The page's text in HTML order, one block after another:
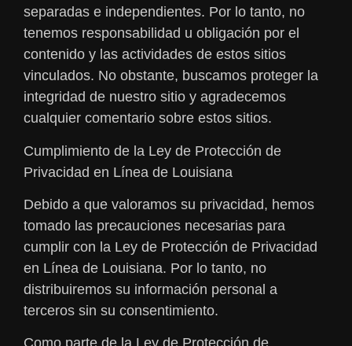
separadas e independientes. Por lo tanto, no
tenemos responsabilidad u obligación por el
contenido y las actividades de estos sitios
vinculados. No obstante, buscamos proteger la
integridad de nuestro sitio y agradecemos
cualquier comentario sobre estos sitios.
Cumplimiento de la Ley de Protección de
Privacidad en Línea de Louisiana
Debido a que valoramos su privacidad, hemos
tomado las precauciones necesarias para
cumplir con la Ley de Protección de Privacidad
en Línea de Louisiana. Por lo tanto, no
distribuiremos su información personal a
terceros sin su consentimiento.